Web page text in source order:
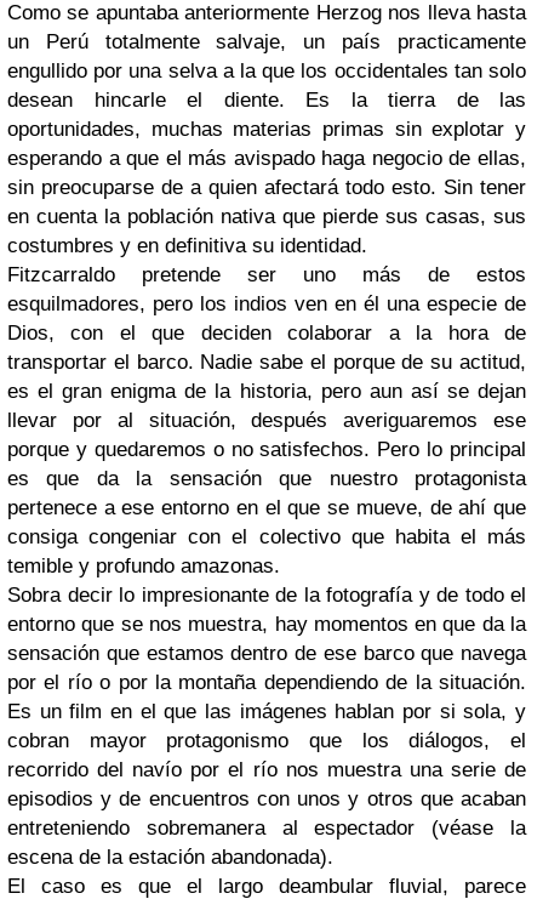
Como se apuntaba anteriormente Herzog nos lleva hasta
un Perú totalmente salvaje, un país practicamente
engullido por una selva a la que los occidentales tan solo
desean hincarle el diente. Es la tierra de las
oportunidades, muchas materias primas sin explotar y
esperando a que el más avispado haga negocio de ellas,
sin preocuparse de a quien afectará todo esto. Sin tener
en cuenta la población nativa que pierde sus casas, sus
costumbres y en definitiva su identidad.
Fitzcarraldo pretende ser uno más de estos
esquilmadores, pero los indios ven en él una especie de
Dios, con el que deciden colaborar a la hora de
transportar el barco. Nadie sabe el porque de su actitud,
es el gran enigma de la historia, pero aun así se dejan
llevar por al situación, después averiguaremos ese
porque y quedaremos o no satisfechos. Pero lo principal
es que da la sensación que nuestro protagonista
pertenece a ese entorno en el que se mueve, de ahí que
consiga congeniar con el colectivo que habita el más
temible y profundo amazonas.
Sobra decir lo impresionante de la fotografía y de todo el
entorno que se nos muestra, hay momentos en que da la
sensación que estamos dentro de ese barco que navega
por el río o por la montaña dependiendo de la situación.
Es un film en el que las imágenes hablan por si sola, y
cobran mayor protagonismo que los diálogos, el
recorrido del navío por el río nos muestra una serie de
episodios y de encuentros con unos y otros que acaban
entreteniendo sobremanera al espectador (véase la
escena de la estación abandonada).
El caso es que el largo deambular fluvial, parece